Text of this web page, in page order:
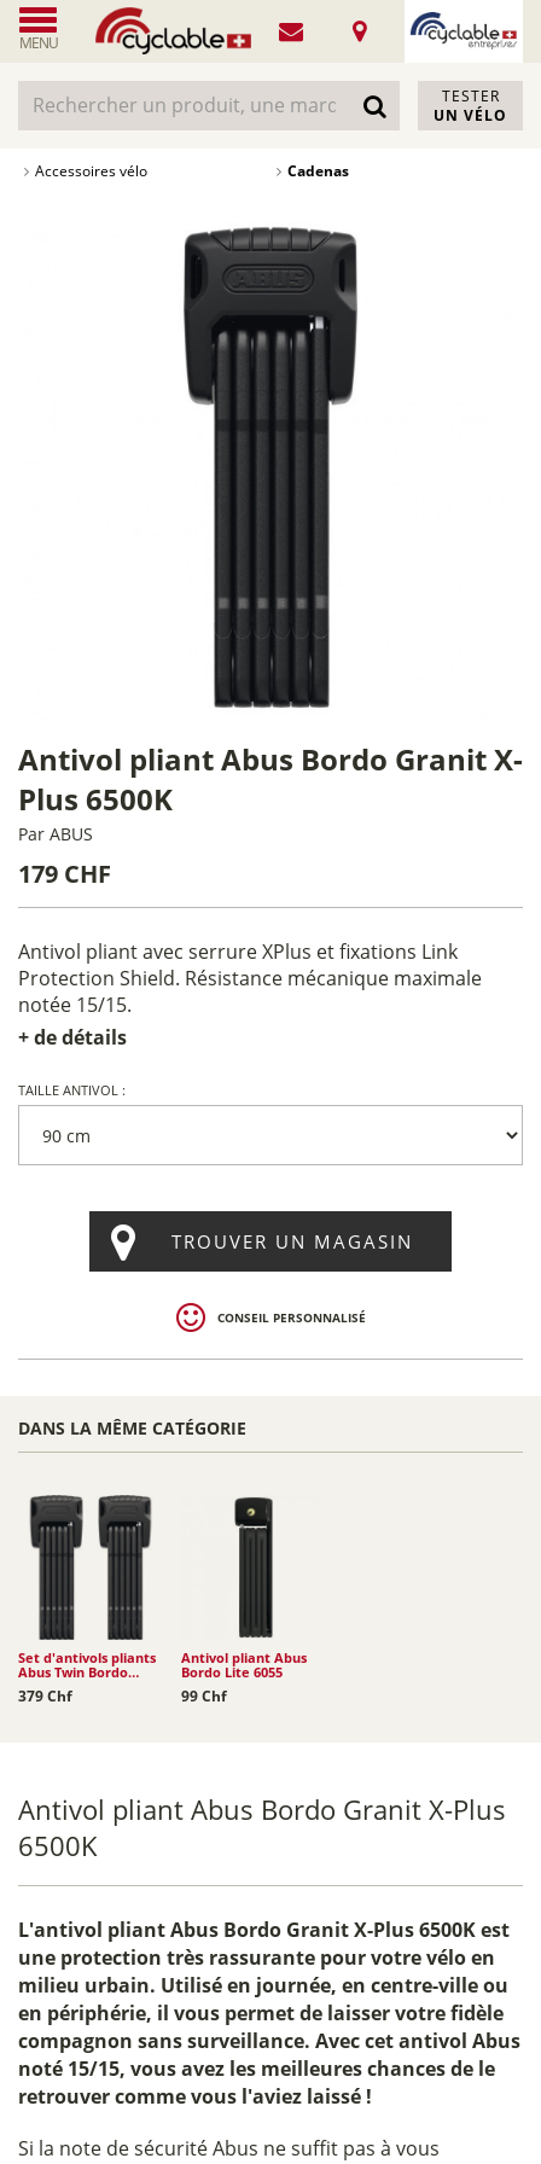
MENU
TESTER
UN VÉLO
Accessoires vélo Cadenas
Antivol pliant Abus Bordo Granit X-
Plus 6500K
Par ABUS
179 CHF
Antivol pliant avec serrure XPlus et fixations Link
Protection Shield. Résistance mécanique maximale
notée 15/15.
+ de détails
TAILLE ANTIVOL :
TROUVER UN MAGASIN
CONSEIL PERSONNALISÉ
DANS LA MÊME CATÉGORIE
Set d'antivols pliants
Abus Twin Bordo
Granit X-Plus 6500K
379 Chf
Antivol pliant Abus
Bordo Lite 6055
99 Chf
Antivol pliant Abus Bordo Granit X-Plus
6500K
L'antivol pliant Abus Bordo Granit X-Plus 6500Kest
une protection très rassurante pour votre vélo en
milieu urbain. Utilisé en journée, en centre-ville ou
en périphérie, il vous permet de laisser votre fidèle
compagnon sans surveillance. Avec cet antivol Abus
noté 15/15, vous avez les meilleures chances de le
retrouver comme vous l'aviez laissé !
Si la note de sécurité Abus ne suffit pas à vous